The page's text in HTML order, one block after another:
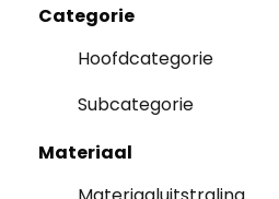
Categorie
Hoofdcategorie
Subcategorie
Materiaal